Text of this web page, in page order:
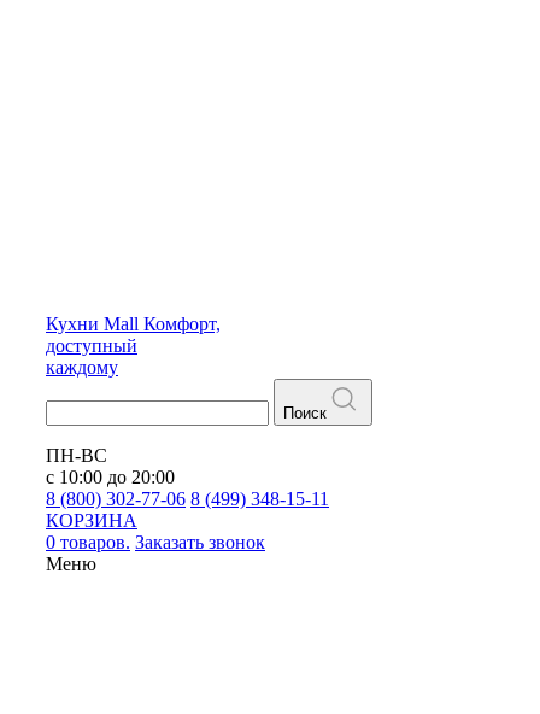
Кухни Mall Комфорт,
доступный
каждому
Поиск
ПН-ВС
с 10:00 до 20:00
8 (800) 302-77-06 8 (499) 348-15-11
КОРЗИНА
0 товаров. Заказать звонок
Меню